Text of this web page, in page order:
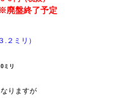
予定
.２ミリ）
ミリ
りますが